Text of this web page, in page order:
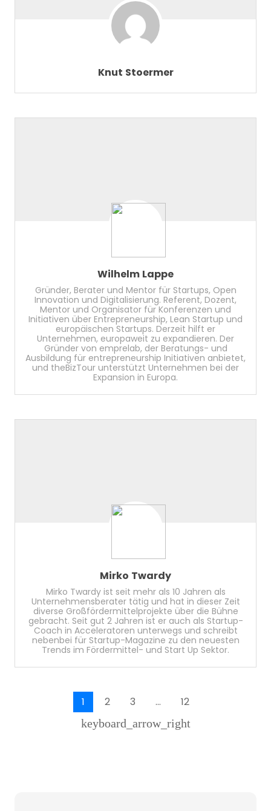
Knut Stoermer
Wilhelm Lappe
Gründer, Berater und Mentor für Startups, Open
Innovation und Digitalisierung. Referent, Dozent,
Mentor und Organisator für Konferenzen und
Initiativen über Entrepreneurship, Lean Startup und
europäischen Startups. Derzeit hilft er
Unternehmen, europaweit zu expandieren. Der
Gründer von emprelab, der Beratungs- und
Ausbildung für entrepreneurship Initiativen anbietet,
und theBizTour unterstützt Unternehmen bei der
Expansion in Europa.
Mirko Twardy
Mirko Twardy ist seit mehr als 10 Jahren als
Unternehmensberater tätig und hat in dieser Zeit
diverse Großfördermittelprojekte über die Bühne
gebracht. Seit gut 2 Jahren ist er auch als Startup-
Coach in Acceleratoren unterwegs und schreibt
nebenbei für Startup-Magazine zu den neuesten
Trends im Fördermittel- und Start Up Sektor.
1 2 3 … 12
keyboard_arrow_right